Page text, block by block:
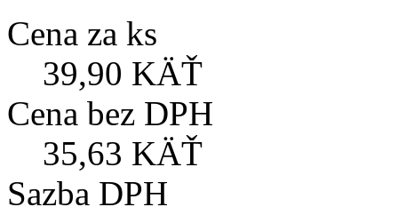
Cena za ks
39,90 KÄŤ
Cena bez DPH
35,63 KÄŤ
Sazba DPH